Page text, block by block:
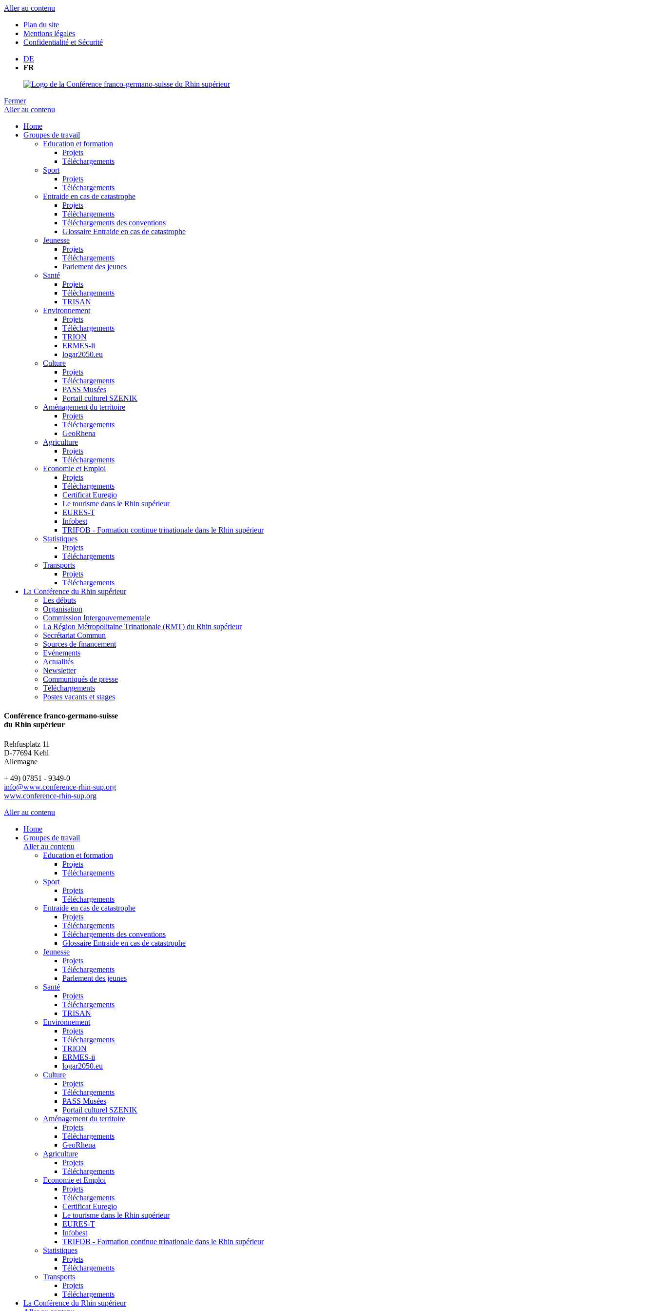
Aller au contenu
Plan du site
Mentions légales
Confidentialité et Sécurité
DE
FR
Fermer
Aller au contenu
Home
Groupes de travail
Education et formation
Projets
Téléchargements
Sport
Projets
Téléchargements
Entraide en cas de catastrophe
Projets
Téléchargements
Téléchargements des conventions
Glossaire Entraide en cas de catastrophe
Jeunesse
Projets
Téléchargements
Parlement des jeunes
Santé
Projets
Téléchargements
TRISAN
Environnement
Projets
Téléchargements
TRION
ERMES-ii
logar2050.eu
Culture
Projets
Téléchargements
PASS Musées
Portail culturel SZENIK
Aménagement du territoire
Projets
Téléchargements
GeoRhena
Agriculture
Projets
Téléchargements
Economie et Emploi
Projets
Téléchargements
Certificat Euregio
Le tourisme dans le Rhin supérieur
EURES-T
Infobest
TRIFOB - Formation continue trinationale dans le Rhin supérieur
Statistiques
Projets
Téléchargements
Transports
Projets
Téléchargements
La Conférence du Rhin supérieur
Les débuts
Organisation
Commission Intergouvernementale
La Région Métropolitaine Trinationale (RMT) du Rhin supérieur
Secrétariat Commun
Sources de financement
Evénements
Actualités
Newsletter
Communiqués de presse
Téléchargements
Postes vacants et stages
Conférence franco-germano-suisse
du Rhin supérieur
Rehfusplatz 11
D-77694 Kehl
Allemagne
+ 49) 07851 - 9349-0
info@www.conference-rhin-sup.org
www.conference-rhin-sup.org
Aller au contenu
Home
Groupes de travail
Aller au contenu
Education et formation
Projets
Téléchargements
Sport
Projets
Téléchargements
Entraide en cas de catastrophe
Projets
Téléchargements
Téléchargements des conventions
Glossaire Entraide en cas de catastrophe
Jeunesse
Projets
Téléchargements
Parlement des jeunes
Santé
Projets
Téléchargements
TRISAN
Environnement
Projets
Téléchargements
TRION
ERMES-ii
logar2050.eu
Culture
Projets
Téléchargements
PASS Musées
Portail culturel SZENIK
Aménagement du territoire
Projets
Téléchargements
GeoRhena
Agriculture
Projets
Téléchargements
Economie et Emploi
Projets
Téléchargements
Certificat Euregio
Le tourisme dans le Rhin supérieur
EURES-T
Infobest
TRIFOB - Formation continue trinationale dans le Rhin supérieur
Statistiques
Projets
Téléchargements
Transports
Projets
Téléchargements
La Conférence du Rhin supérieur